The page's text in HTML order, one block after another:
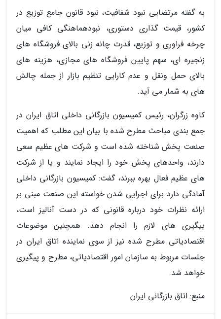
به گفته مرتضایی نبود شفافیت، نبود قانون جامع توزیع در
کشور، قیمت گذاری دستوری، نبودهماهنگی کافی میان
چرخه فراوری و توزیع، قدرت چانه زنی بالای فروشگاه های
زنجیره ای، سهم پایین فروشگاه های مجازی، هزینه های
بالای حمل ونقل و عدم کارایی تنظیم بازار از جمله چالش
های به شمار می آید.
کاوه زرگران، رئیس کمیسیون بازرگانی داخلی اتاق ایران در
جمع بندی مباحث مطرح شده با بیان این مطلب که اهمیت
صنعت پخش شناخته شده است و شرکت های عظیم سعی
دارند، واحدهای پخش خود را ایجاد نمایند و یا از شرکت
های عظیم فعال بهره ببرند، گفت: کمیسیون بازرگانی داخلی
آمادگی دارد برای اجرایی شدن خواسته این صنعت مبنی بر
ارائه نظرات خود درباره قانونی که در دست آنالیز است،
پیگیری های لازم را انجام دهد. همچنین موضوعات
اقتصادیاتی مطرح شده نیز از سوی نماینده اتاق ایران در
جلسات مربوط به سازمان امور اقتصادیاتی، مطرح و پیگیری
خواهد شد.
منبع: اتاق بازرگانی ایران